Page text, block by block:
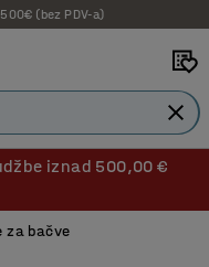
(bez PDV-a)
iznad 500,00 €
za bačve